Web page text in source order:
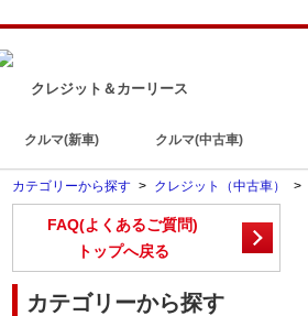
クレジット＆カーリース
クルマ(新車) クルマ(中古車)
カテゴリーから探す > クレジット（中古車） >
FAQ(よくあるご質問)
トップへ戻る
カテゴリーから探す